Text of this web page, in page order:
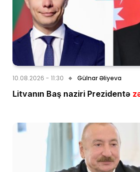
10.08.2026 - 11:30 Gülnar Əliyeva
Litvanın Baş naziri Prezidentə